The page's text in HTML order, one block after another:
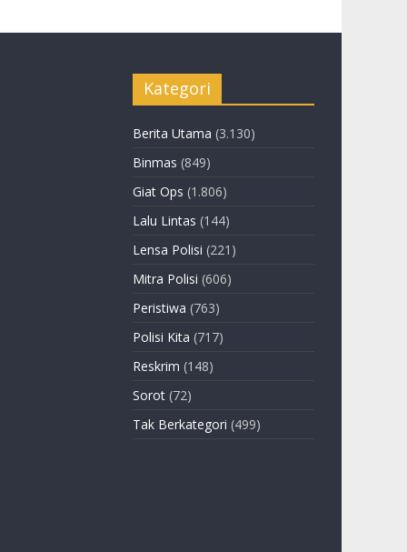
Kategori
Berita Utama (3.130)
Binmas (849)
Giat Ops (1.806)
Lalu Lintas (144)
Lensa Polisi (221)
Mitra Polisi (606)
Peristiwa (763)
Polisi Kita (717)
Reskrim (148)
Sorot (72)
Tak Berkategori (499)